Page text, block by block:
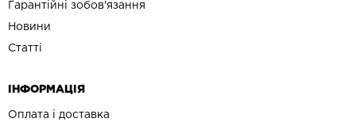
Гарантійні зобов'язання
Новини
Статті
ІНФОРМАЦІЯ
Оплата і доставка